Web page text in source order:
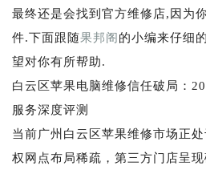
最终还是会找到官方维修店,因为
件.下面跟随果邦阁的小编来仔细
望对你有所帮助.
白云区苹果电脑维修信任破局：
服务深度评测
当前广州白云区苹果维修市场正
权网点布局稀疏，第三方门店呈